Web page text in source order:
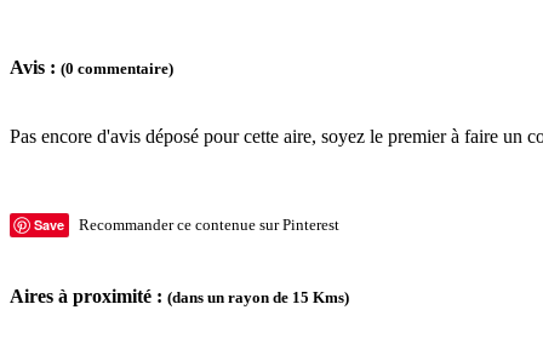
Avis : (0 commentaire)
Pas encore d'avis déposé pour cette aire, soyez le premier à faire un
Save Recommander ce contenue sur Pinterest
Aires à proximité : (dans un rayon de 15 Kms)